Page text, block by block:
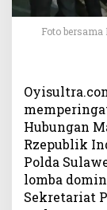
Foto
Hubungan
Rzepublik
Polda
lomba
Sekretariat